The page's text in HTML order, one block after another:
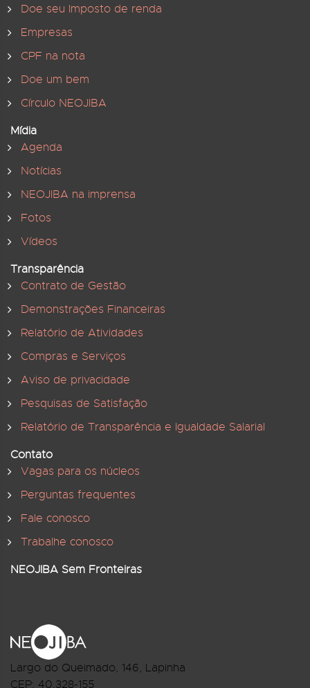
Doe seu Imposto de renda
Empresas
CPF na nota
Doe um bem
Círculo NEOJIBA
Mídia
Agenda
Notícias
NEOJIBA na imprensa
Fotos
Vídeos
Transparência
Contrato de Gestão
Demonstrações Financeiras
Relatório de Atividades
Compras e Serviços
Aviso de privacidade
Pesquisas de Satisfação
Relatório de Transparência e Igualdade Salarial
Contato
Vagas para os núcleos
Perguntas frequentes
Fale conosco
Trabalhe conosco
NEOJIBA Sem Fronteiras
Largo do Queimado, 146, Lapinha
CEP: 40.328-155